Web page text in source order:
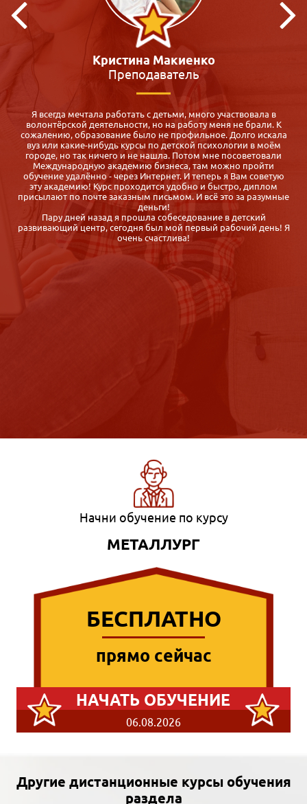
Кристина Макиенко
Преподаватель
Я всегда мечтала работать с детьми, много участвовала в
волонтёрской деятельности, но на работу меня не брали. К
сожалению, образование было не профильное. Долго искала
вуз или какие-нибудь курсы по детской психологии в моём
городе, но так ничего и не нашла. Потом мне посоветовали
Международную академию бизнеса, там можно пройти
обучение удалённо - через Интернет. И теперь я Вам советую
эту академию! Курс проходится удобно и быстро, диплом
присылают по почте заказным письмом. И всё это за разумные
деньги!
Пару дней назад я прошла собеседование в детский
развивающий центр, сегодня был мой первый рабочий день! Я
очень счастлива!
Начни обучение по курсу
МЕТАЛЛУРГ
БЕСПЛАТНО
прямо сейчас
НАЧАТЬ ОБУЧЕНИЕ
06.08.2026
Другие дистанционные курсы обучения
раздела